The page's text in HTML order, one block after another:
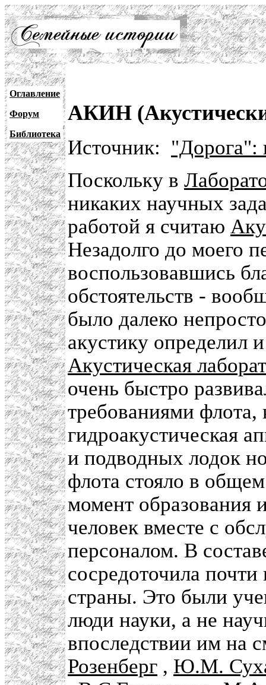
Оглавление
Форум
Библиотека
АКИН
Источник: "Дорога":
Поскольку в
никаких научных
работой я считаю
Незадолго до моего
воспользовавшись
обстоятельств -
было далеко
акустику определил
Акустическая
очень быстро
требованиями флота,
гидроакустическая
и подводных лодок
флота стояло в
момент образования
человек вместе с
персоналом. В
сосредоточила
страны. Это были
люди науки, а не
впоследствии им на
Розенберг , Ю.М.